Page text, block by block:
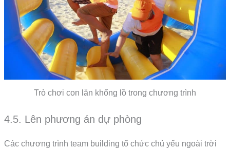
Trò chơi con lăn khổng lồ trong chương trình
4.5. Lên phương án dự phòng
Các chương trình team building tổ chức chủ yếu ngoài trời